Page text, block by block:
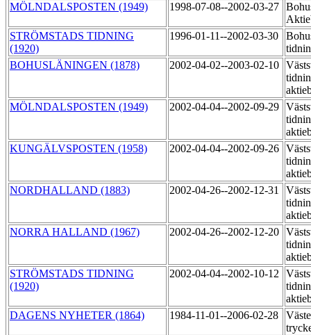
MÖLNDALSPOSTEN (1949)
1998-07-08--2002-03-27
STRÖMSTADS TIDNING
(1920)
1996-01-11--2002-03-30
BOHUSLÄNINGEN (1878)
2002-04-02--2003-02-10
MÖLNDALSPOSTEN (1949)
2002-04-04--2002-09-29
KUNGÄLVSPOSTEN (1958)
2002-04-04--2002-09-26
NORDHALLAND (1883)
2002-04-26--2002-12-31
NORRA HALLAND (1967)
2002-04-26--2002-12-20
STRÖMSTADS TIDNING
(1920)
2002-04-04--2002-10-12
DAGENS NYHETER (1864)
1984-11-01--2006-02-28